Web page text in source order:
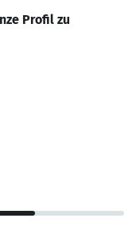
Profil zu